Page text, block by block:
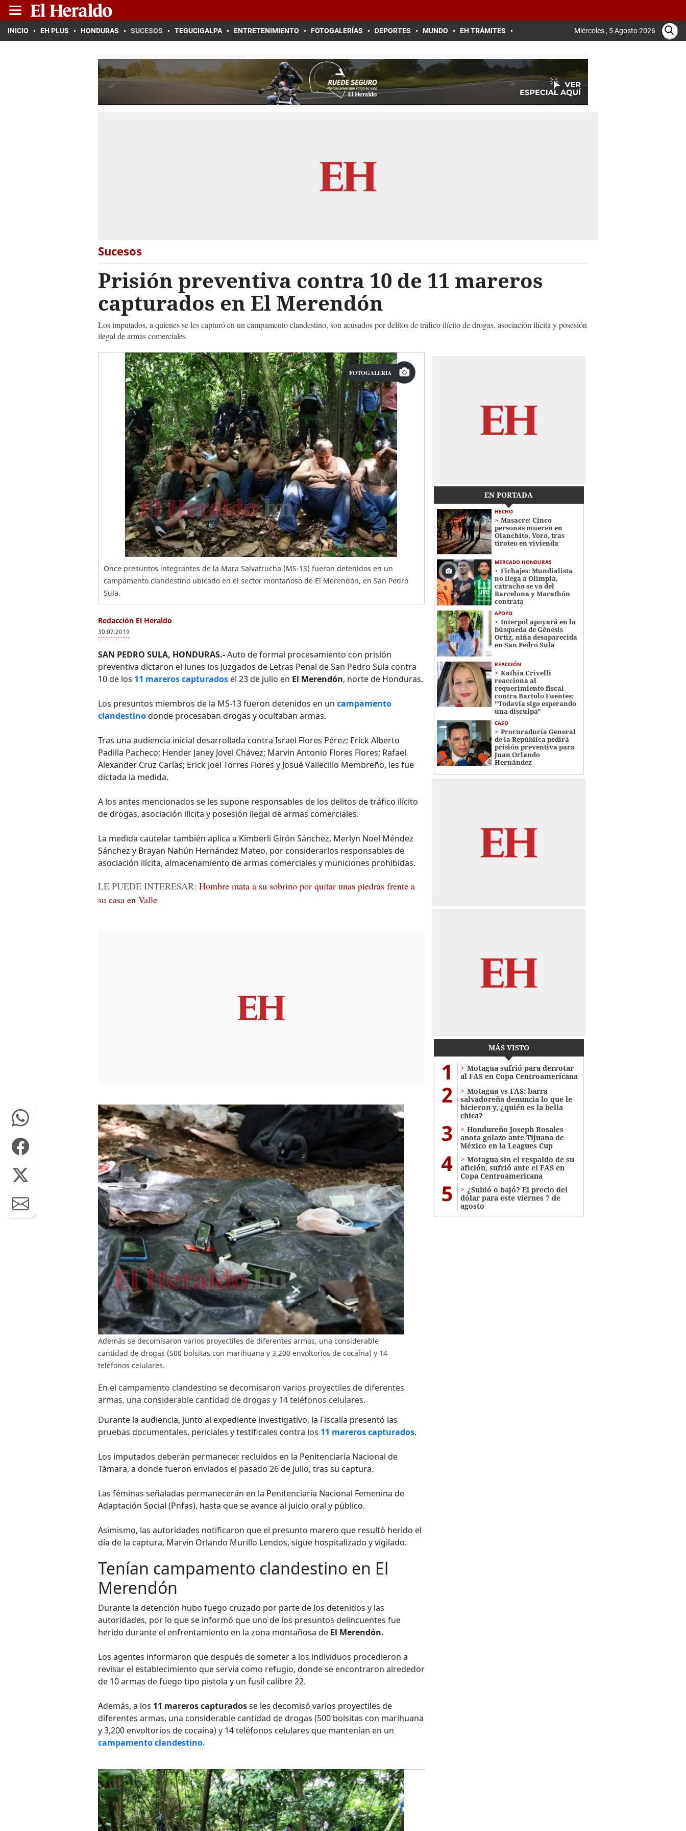
INICIO EH PLUS HONDURAS SUCESOS TEGUCIGALPA ENTRETENIMIENTO FOTOGALERÍAS DEPORTES MUNDO EH TRÁMITES Miércoles , 5 Agosto 2026
Sucesos
Prisión preventiva contra 10 de 11 mareros
capturados en El Merendón
Los imputados, a quienes se les capturó en un campamento clandestino, son acusados por delitos de tráfico ilícito de drogas, asociación ilícita y posesión
ilegal de armas comerciales
FOTOGALERÍA
Once presuntos integrantes de la Mara Salvatrucha (MS-13) fueron detenidos en un
campamento clandestino ubicado en el sector montañoso de El Merendón, en San Pedro
Sula.
Redacción El Heraldo
30.07.2019
SAN PEDRO SULA, HONDURAS.-Auto de formal procesamiento con prisión
preventiva dictaron el lunes los Juzgados de Letras Penal de San Pedro Sula contra
10 de los 11 mareros capturados el 23 de julio en El Merendón, norte de Honduras.
Los presuntos miembros de la MS-13 fueron detenidos en un campamento
clandestinodonde procesaban drogas y ocultaban armas.
Tras una audiencia inicial desarrollada contra Israel Flores Pérez; Erick Alberto
Padilla Pacheco; Hender Janey Jovel Chávez; Marvin Antonio Flores Flores; Rafael
Alexander Cruz Carías; Erick Joel Torres Flores y Josué Vallecillo Membreño, les fue
dictada la medida.
A los antes mencionados se les supone responsables de los delitos de tráfico ilícito
de drogas, asociación ilícita y posesión ilegal de armas comerciales.
La medida cautelar también aplica a Kimberli Girón Sánchez, Merlyn Noel Méndez
Sánchez y Brayan Nahún Hernández Mateo, por considerarlos responsables de
asociación ilícita, almacenamiento de armas comerciales y municiones prohibidas.
LE PUEDE INTERESAR: Hombre mata a su sobrino por quitar unas piedras frente a
su casa en Valle
Además se decomisaron varios proyectiles de diferentes armas, una considerable
cantidad de drogas (500 bolsitas con marihuana y 3,200 envoltorios de cocaína) y 14
teléfonos celulares.
En el campamento clandestino se decomisaron varios proyectiles de diferentes
armas, una considerable cantidad de drogas y 14 teléfonos celulares.
Durante la audiencia, junto al expediente investigativo, la Fiscalía presentó las
pruebas documentales, periciales y testificales contra los 11 mareros capturados.
Los imputados deberán permanecer recluidos en la Penitenciaría Nacional de
Támara, a donde fueron enviados el pasado 26 de julio, tras su captura.
Las féminas señaladas permanecerán en la Penitenciaría Nacional Femenina de
Adaptación Social (Pnfas), hasta que se avance al juicio oral y público.
Asimismo, las autoridades notificaron que el presunto marero que resultó herido el
día de la captura, Marvin Orlando Murillo Lendos, sigue hospitalizado y vigilado.
Tenían campamento clandestino en El
Merendón
Durante la detención hubo fuego cruzado por parte de los detenidos y las
autoridades, por lo que se informó que uno de los presuntos delincuentes fue
herido durante el enfrentamiento en la zona montañosa de El Merendón.
Los agentes informaron que después de someter a los individuos procedieron a
revisar el establecimiento que servía como refugio, donde se encontraron alrededor
de 10 armas de fuego tipo pistola y un fusil calibre 22.
Además, a los 11 mareros capturadosse les decomisó varios proyectiles de
diferentes armas, una considerable cantidad de drogas (500 bolsitas con marihuana
y 3,200 envoltorios de cocaína) y 14 teléfonos celulares que mantenían en un
campamento clandestino.
EN PORTADA
HECHO
Masacre: Cinco
personas mueren en
Olanchito, Yoro, tras
tiroteo en vivienda
MERCADO HONDURAS
Fichajes: Mundialista
no llega a Olimpia,
catracho se va del
Barcelona y Marathón
contrata
APOYO
Interpol apoyará en la
búsqueda de Génesis
Ortiz, niña desaparecida
en San Pedro Sula
REACCIÓN
Kathia Crivelli
reacciona al
requerimiento fiscal
contra Bartolo Fuentes:
"Todavía sigo esperando
una disculpa"
CASO
Procuraduría General
de la República pedirá
prisión preventiva para
Juan Orlando
Hernández
MÁS VISTO
1
Motagua sufrió para derrotar
al FAS en Copa Centroamericana
2
Motagua vs FAS: barra
salvadoreña denuncia lo que le
hicieron y, ¿quién es la bella
chica?
3
Hondureño Joseph Rosales
anota golazo ante Tijuana de
México en la Leagues Cup
4
Motagua sin el respaldo de su
afición, sufrió ante el FAS en
Copa Centroamericana
5
¿Subió o bajó? El precio del
dólar para este viernes 7 de
agosto